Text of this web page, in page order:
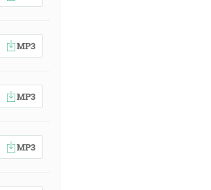
MP3
MP3
MP3